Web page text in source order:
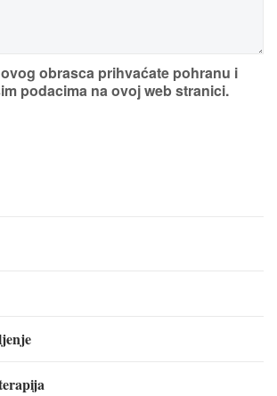
obrasca prihvaćate pohranu i
podacima na ovoj web stranici.